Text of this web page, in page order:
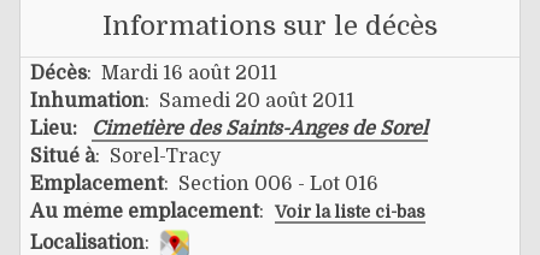
Informations sur le décès
Décès: Mardi 16 août 2011
Inhumation: Samedi 20 août 2011
Lieu:
Cimetière des Saints-Anges de Sorel
Situé à: Sorel-Tracy
Emplacement: Section 006 - Lot 016
Au même emplacement: Voir la liste ci-bas
Localisation: